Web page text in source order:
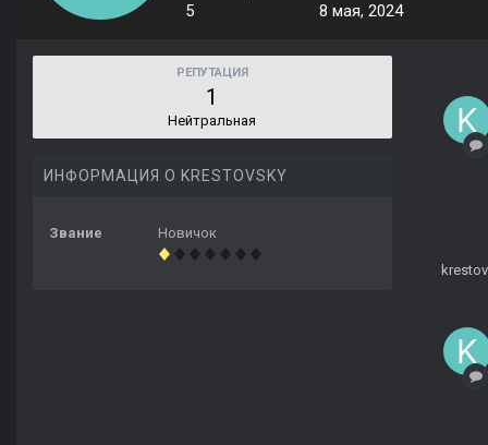
5 8 мая, 2024
РЕПУТАЦИЯ
1
Нейтральная
ИНФОРМАЦИЯ О KRESTOVSKY
Звание Новичок